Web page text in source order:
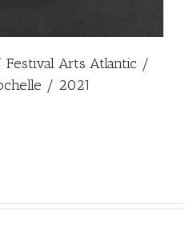
Festival Arts Atlantic /
/ 2021